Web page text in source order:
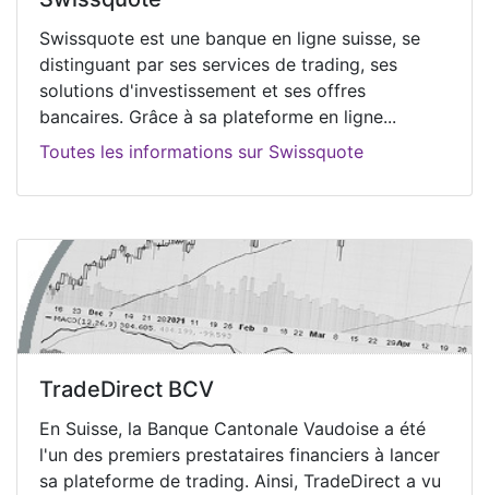
Swissquote est une banque en ligne suisse, se
distinguant par ses services de trading, ses
solutions d'investissement et ses offres
bancaires. Grâce à sa plateforme en ligne...
Toutes les informations sur Swissquote
TradeDirect BCV
En Suisse, la Banque Cantonale Vaudoise a été
l'un des premiers prestataires financiers à lancer
sa plateforme de trading. Ainsi, TradeDirect a vu